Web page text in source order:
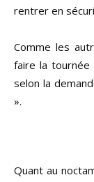
rentrer en
Comme les
faire la tournée
selon la
».
Quant au